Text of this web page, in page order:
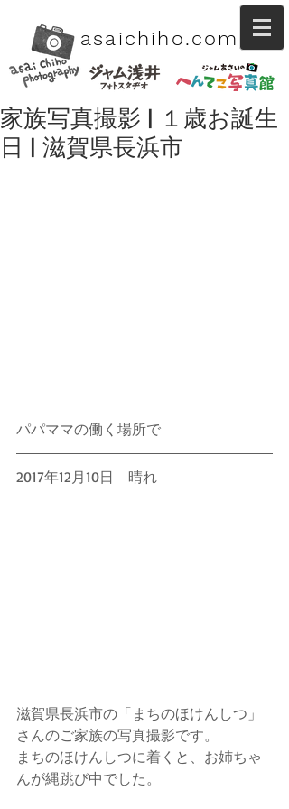
asaichiho.com
家族写真撮影 | １歳お誕生
日 | 滋賀県長浜市
パパママの働く場所で
2017年12月10日　晴れ
滋賀県長浜市の「まちのほけんしつ」
さんのご家族の写真撮影です。
まちのほけんしつに着くと、お姉ちゃ
んが縄跳び中でした。